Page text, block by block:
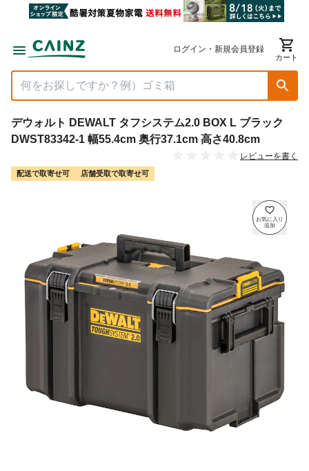
ログイン・新規会員登録
カート
デウォルト DEWALT タフシステム2.0 BOX L ブラック
DWST83342-1 幅55.4cm 奥行37.1cm 高さ40.8cm
レビューを書く
配送で取寄せ可 店舗受取で取寄せ可